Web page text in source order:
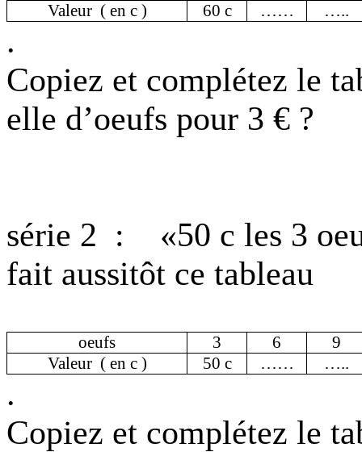
Valeur ( en c ) 60 c …… …..
.
Copiez et complétez le
elle d’oeufs pour 3 € ?
série 2 : «50 c les 3
fait aussitôt ce tableau
oeufs 3 6
9
Valeur ( en c ) 50 c …… …..
.
Copiez et complétez le